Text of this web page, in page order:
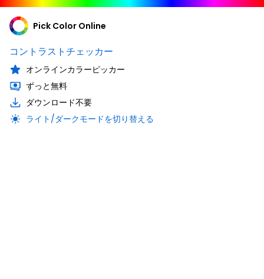
Pick Color Online
コントラストチェッカー
オンラインカラーピッカー
ずっと無料
ダウンロード不要
ライト/ダークモードを切り替える